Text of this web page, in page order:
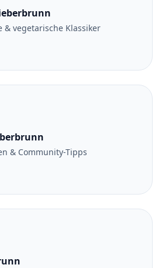
& vegetarische Klassiker
& Community-Tipps